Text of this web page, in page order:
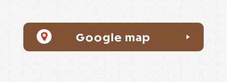
Google map